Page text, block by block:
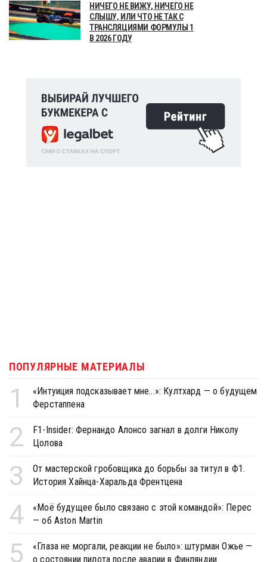
НИЧЕГО НЕ ВИЖУ, НИЧЕГО НЕ
СЛЫШУ, ИЛИ ЧТО НЕ ТАК С
ТРАНСЛЯЦИЯМИ ФОРМУЛЫ 1
В 2026 ГОДУ
ПОПУЛЯРНЫЕ МАТЕРИАЛЫ
1
«Интуиция подсказывает мне...»: Култхард — о будущем
Ферстаппена
2
F1-Insider: Фернандо Алонсо загнал в долги Николу
Цолова
3
От мастерской гробовщика до борьбы за титул в Ф1.
История Хайнца-Харальда Френтцена
4
«Моё будущее было связано с этой командой»: Перес
— об Aston Martin
5
«Глаза не моргали, реакции не было»: штурман Ожье —
о состоянии пилота после аварии в Финляндии